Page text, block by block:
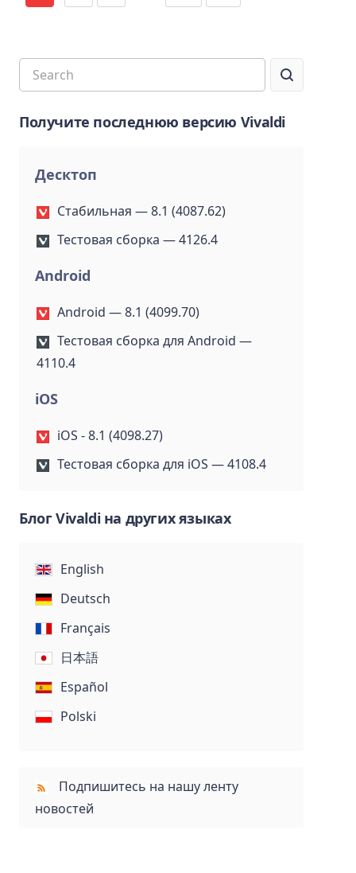
Получите последнюю версию Vivaldi
Десктоп
Стабильная — 8.1 (4087.62)
Тестовая сборка — 4126.4
Android
Android — 8.1 (4099.70)
Тестовая сборка для Android —
4110.4
iOS
iOS - 8.1 (4098.27)
Тестовая сборка для iOS — 4108.4
Блог Vivaldi на других языках
English
Deutsch
Français
日本語
Español
Polski
Подпишитесь на нашу ленту
новостей